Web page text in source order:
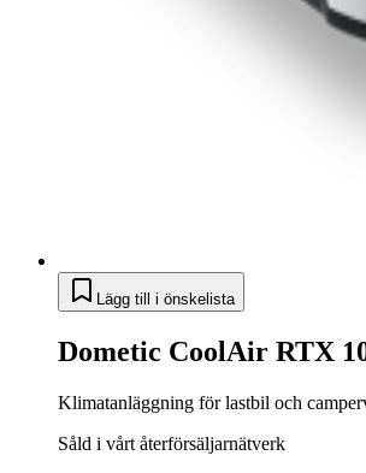
Lägg till i önskelista
Dometic CoolAir RTX
Klimatanläggning för lastbil och
Såld i vårt återförsäljarnätverk